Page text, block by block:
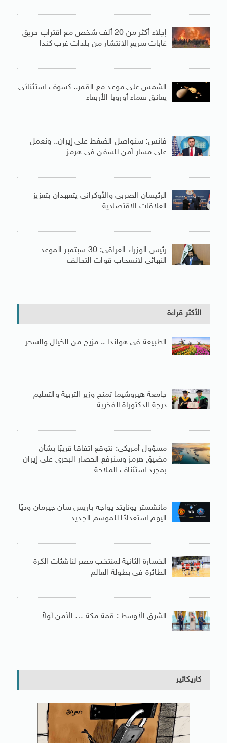
إجلاء أكثر من 20 ألف شخص مع اقتراب حريق
غابات سريع الانتشار من بلدات غرب كندا
الشمس على موعد مع القمر.. كسوف استثنائى
يعانق سماء أوروبا الأربعاء
فانس: سنواصل الضغط على إيران.. ونعمل
على مسار آمن للسفن فى هرمز
الرئيسان الصربى والأوكرانى يتعهدان بتعزيز
العلاقات الاقتصادية
رئيس الوزراء العراقى: 30 سبتمبر الموعد
النهائى لانسحاب قوات التحالف
الأكثر قراءة
الطبيعة فى هولندا .. مزيج من الخيال والسحر
جامعة هيروشيما تمنح وزير التربية والتعليم
درجة الدكتوراة الفخرية
مسؤول أمريكى: نتوقع اتفاقا قريبًا بشأن
مضيق هرمز وسنرفع الحصار البحرى على إيران
بمجرد استئناف الملاحة
مانشستر يونايتد يواجه باريس سان جيرمان وديًا
اليوم استعدادًا للموسم الجديد
الخسارة الثانية لمنتخب مصر لناشئات الكرة
الطائرة فى بطولة العالم
الشرق الأوسط : قمة مكة … الأمن أولاً
كاريكاتير